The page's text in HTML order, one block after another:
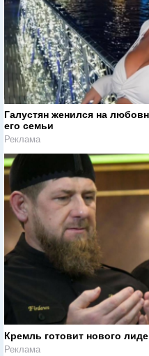
Галустян женился на
его семьи
Реклама
Кремль готовит нового
Реклама